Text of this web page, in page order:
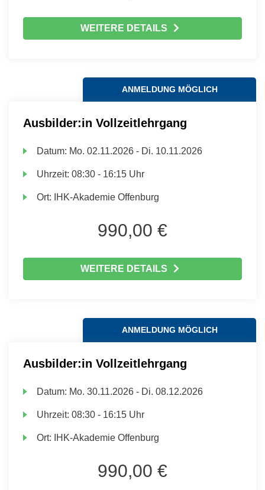
WEITERE DETAILS
ANMELDUNG MÖGLICH
Ausbilder:in Vollzeitlehrgang
Datum: Mo. 02.11.2026 - Di. 10.11.2026
Uhrzeit:08:30 - 16:15 Uhr
Ort: IHK-Akademie Offenburg
990,00 €
WEITERE DETAILS
ANMELDUNG MÖGLICH
Ausbilder:in Vollzeitlehrgang
Datum: Mo. 30.11.2026 - Di. 08.12.2026
Uhrzeit:08:30 - 16:15 Uhr
Ort: IHK-Akademie Offenburg
990,00 €